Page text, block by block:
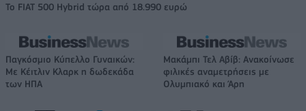
Το FIAT 500 Hybrid τώρα από 18.990 ευρώ
Παγκόσμιο Κύπελλο Γυναικών:
Με Κέιτλιν Κλαρκ η δωδεκάδα
των ΗΠΑ
Μακάμπι Τελ Αβίβ: Ανακοίνωσε
φιλικές αναμετρήσεις με
Ολυμπιακό και Άρη